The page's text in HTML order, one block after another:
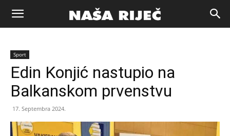
Naša
riječ
Sport
Edin Konjić nastupio na
Balkanskom prvenstvu
17. Septembra 2024.